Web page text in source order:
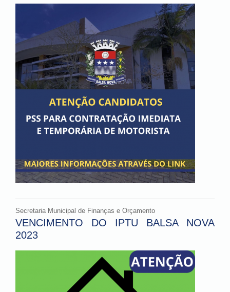
Secretaria Municipal de Finanças e Orçamento
VENCIMENTO DO IPTU BALSA NOVA
2023